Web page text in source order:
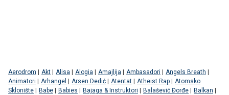
Aerodrom | Akt | Alisa | Alogia | Amajlija | Ambasadori | Angels Breath |
Animatori | Arhangel | Arsen Dedić | Atentat | Atheist Rap | Atomsko
Sklonište | Babe | Babies | Bajaga & Instruktori | Balašević Đorđe | Balkan |